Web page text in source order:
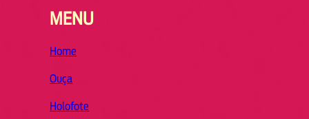
MENU
Home
Ouça
Holofote